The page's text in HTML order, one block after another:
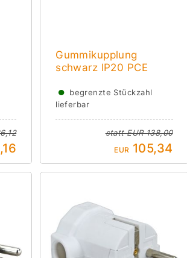
Gummikupplung
schwarz IP20 PCE
● begrenzte Stückzahl
lieferbar
stattEUR 138,00
EUR 105,34